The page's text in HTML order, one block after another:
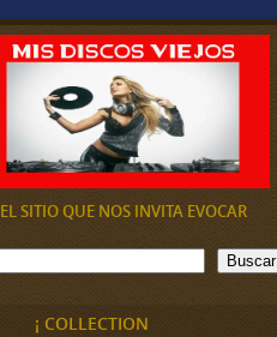
EL SITIO QUE NOS INVITA EVOCAR
Buscar
¡ COLLECTION